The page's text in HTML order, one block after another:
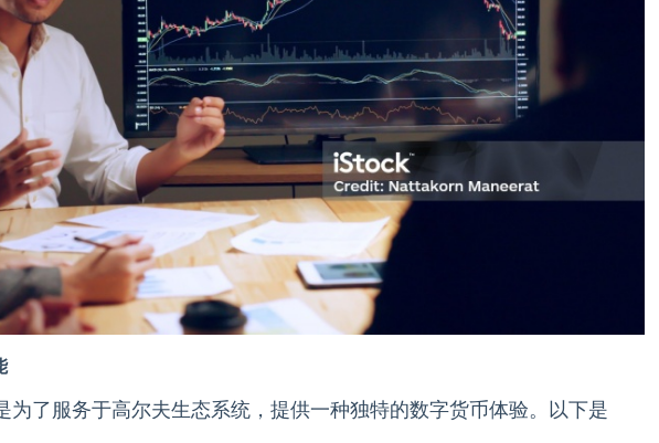
为了服务于高尔夫生态系统，提供一种独特的数字货币体验。以下是